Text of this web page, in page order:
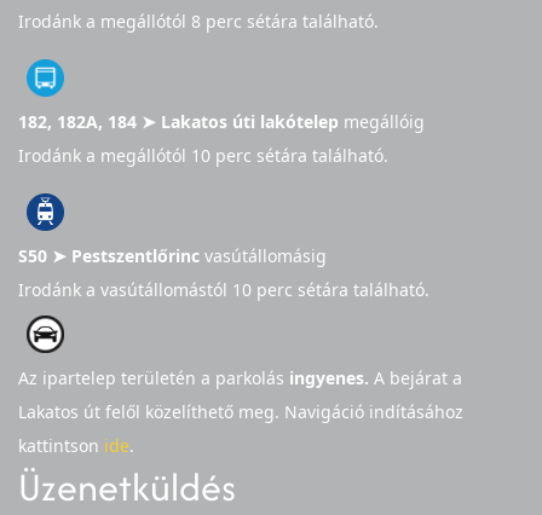
Irodánk a megállótól 8 perc sétára található.
182, 182A, 184 ➤ Lakatos úti lakótelep megállóig
Irodánk a megállótól 10 perc sétára található.
S50 ➤ Pestszentlőrinc vasútállomásig
Irodánk a vasútállomástól 10 perc sétára található.
Az ipartelep területén a parkolás ingyenes. A bejárat a
Lakatos út felől közelíthető meg. Navigáció indításához
kattintson ide.
Üzenetküldés